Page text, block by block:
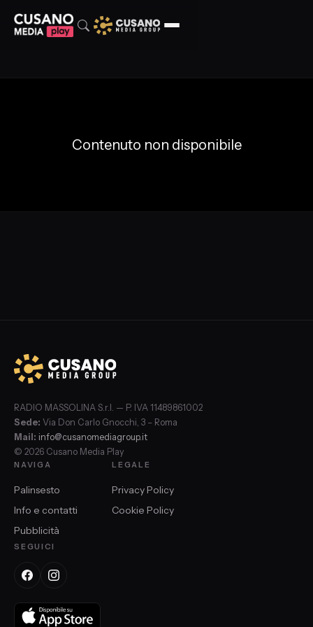
Contenuto non disponibile
RADIO MASSOLINA S.r.l. — P. IVA 11489861002
Sede: Via Don Carlo Gnocchi, 3 – Roma
Mail: info@cusanomediagroup.it
© 2026 Cusano Media Play
NAVIGA
Palinsesto
Info e contatti
Pubblicità
LEGALE
Privacy Policy
Cookie Policy
SEGUICI